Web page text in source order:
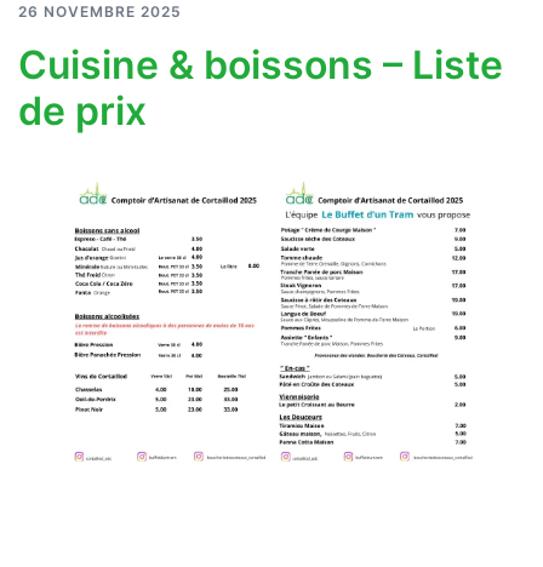
26 NOVEMBRE 2025
Cuisine & boissons – Liste
de prix